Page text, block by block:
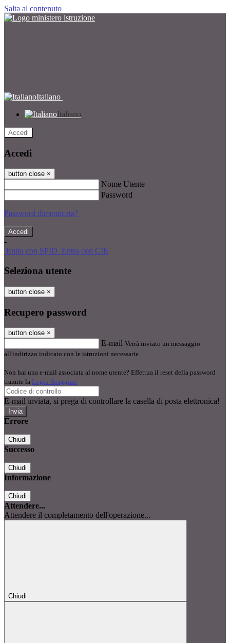
Salta al contenuto
Italiano
Italiano
Accedi
Accedi
button close ×
Nome Utente
Password
Password dimenticata?
-
Entra con SPID Entra con CIE
Seleziona utente
button close ×
Recupero password
button close ×
E-mail Verrà inviato un messaggio
all'indirizzo indicato con le istruzioni necessarie.
Non hai una e-mail associata al nome utente? Effettua il reset della password
tramite la Login Spaggiari
E-mail inviata, si prega di controllare la casella di posta elettronica!
Errore
Chiudi
Successo
Chiudi
Informazione
Chiudi
Attendere...
Attendere il completamento dell'operazione...
Chiudi